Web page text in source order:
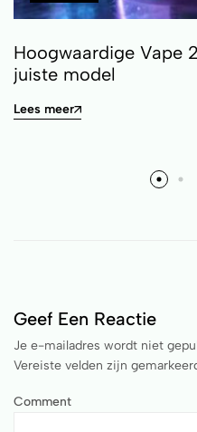
Hoogwaardige Vape
juiste model
Lees meer
Geef Een Reactie
Je e-mailadres wordt niet
Vereiste velden zijn
Comment